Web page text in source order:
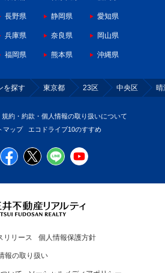
長野県 静岡県 愛知県
兵庫県 奈良県 岡山県
福岡県 熊本県 沖縄県
を探す 東京都 23区 中央区 晴
規約・約款・個人情報の取り扱いについて
マップ エコドライブ10のすすめ
リリース 個人情報保護方針
報の取り扱い